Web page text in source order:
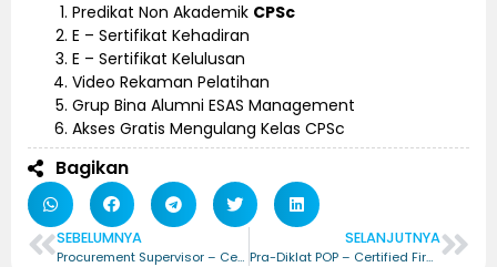
Predikat Non Akademik CPSc
E – Sertifikat Kehadiran
E – Sertifikat Kelulusan
Video Rekaman Pelatihan
Grup Bina Alumni ESAS Management
Akses Gratis Mengulang Kelas CPSc
Bagikan
SEBELUMNYA
Procurement Supervisor – Certified Procurement Supervisor (CPSv)
SELANJUTNYA
Pra-Diklat POP – Certified First Line Supervisor (CFLS)